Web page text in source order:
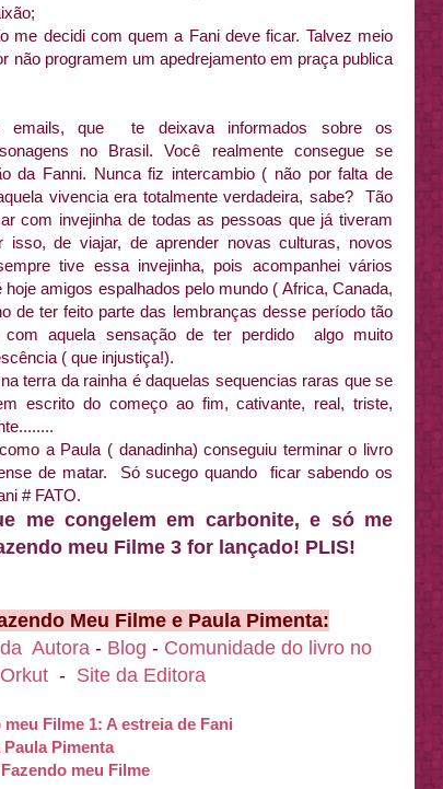
me decidi com quem a Fani deve ficar. Talvez meio
não programem um apedrejamento em praça publica
emails, que te deixava informados sobre os
no Brasil. Você realmente consegue se
da Fanni. Nunca fiz intercambio ( não por falta de
vivencia era totalmente verdadeira, sabe? Tão
com invejinha de todas as pessoas que já tiveram
isso, de viajar, de aprender novas culturas, novos
tive essa invejinha, pois acompanhei vários
amigos espalhados pelo mundo ( Africa, Canada,
de ter feito parte das lembranças desse período tão
com aquela sensação de ter perdido algo muito
( que injustiça!).
terra da rainha é daquelas sequencias raras que se
escrito do começo ao fim, cativante, real, triste,
a Paula ( danadinha) conseguiu terminar o livro
de matar. Só sucego quando ficar sabendo os
# FATO.
me congelem em carbonite, e só me
meu Filme 3 for lançado! PLIS!
Meu Filme e Paula Pimenta:
Autora - Blog - Comunidade do livro no
Orkut - Site da Editora
Filme 1: A estreia de Fani
Pimenta
meu Filme